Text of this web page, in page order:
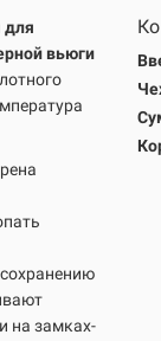
для
вьюги
сохранению
на замках-